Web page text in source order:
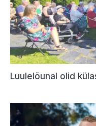
Luulelõunal olid